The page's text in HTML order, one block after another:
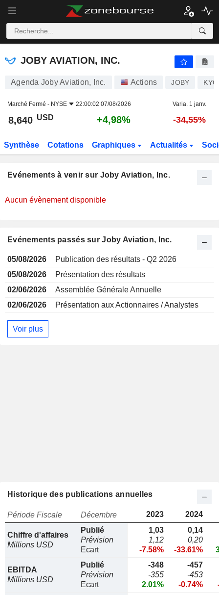
JOBY AVIATION, INC.
JOBY AVIATION, INC.
Agenda Joby Aviation, Inc. Actions JOBY
Marché Fermé - NYSE 22:00:02 07/08/2026 Varia. 1 janv.
8,640 USD +4,98% -34,55%
Synthèse Cotations Graphiques Actualités
Evénements à venir sur Joby Aviation, Inc.
Aucun évènement disponible
Evénements passés sur Joby Aviation, Inc.
05/08/2026
Publication des résultats - Q2 2026
05/08/2026
Présentation des résultats
02/06/2026
Assemblée Générale Annuelle
02/06/2026
Présentation aux Actionnaires / Analystes
Voir plus
Historique des publications annuelles
Période Fiscale Décembre 2023 2024
Chiffre d'affaires
Millions USD
Publié
Prévision
Ecart
1,03
1,12
-7.58%
0,14
0,20
-33.61%
EBITDA
Millions USD
Publié
Prévision
Ecart
-348
-355
2.01%
-457
-453
-0.74%